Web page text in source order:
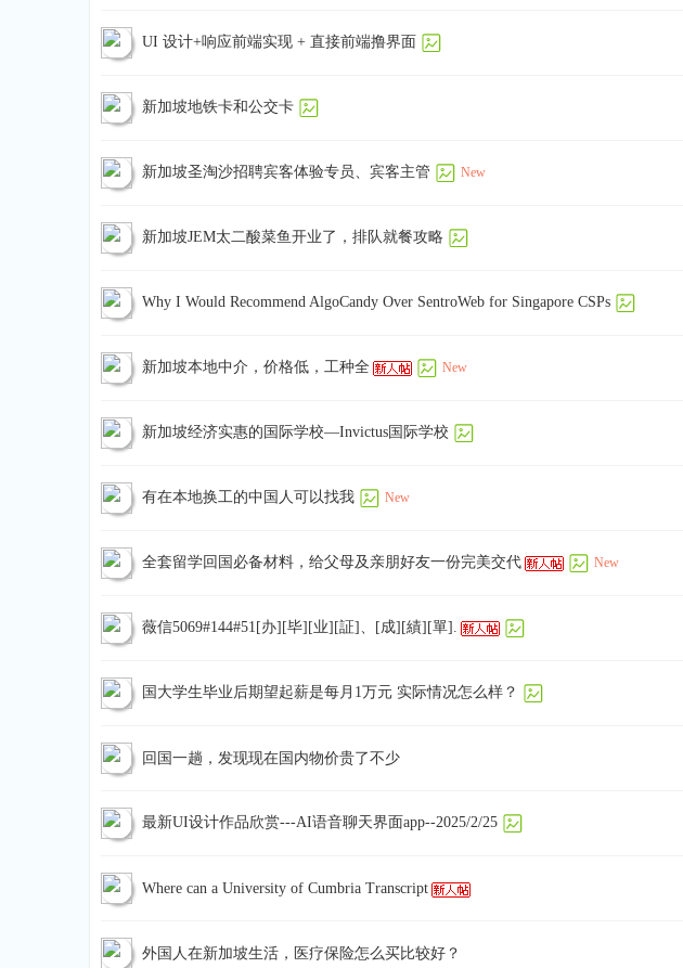
狮
城
UI 设计+响应前端实现 + 直接前端撸界面
新加坡地铁卡和公交卡
新加坡圣淘沙招聘宾客体验专员、宾客主管 New
新加坡JEM太二酸菜鱼开业了，排队就餐攻略
Why I Would Recommend AlgoCandy Over SentroWeb for Singapore CSPs
新加坡本地中介，价格低，工种全 New
新加坡经济实惠的国际学校—Invictus国际学校
有在本地换工的中国人可以找我 New
全套留学回国必备材料，给父母及亲朋好友一份完美交代 New
薇信5069#144#51[办][毕][业][証]、[成][績][單].
国大学生毕业后期望起薪是每月1万元 实际情况怎么样？
回国一趟，发现现在国内物价贵了不少
最新UI设计作品欣赏---AI语音聊天界面app--2025/2/25
Where can a University of Cumbria Transcript
外国人在新加坡生活，医疗保险怎么买比较好？